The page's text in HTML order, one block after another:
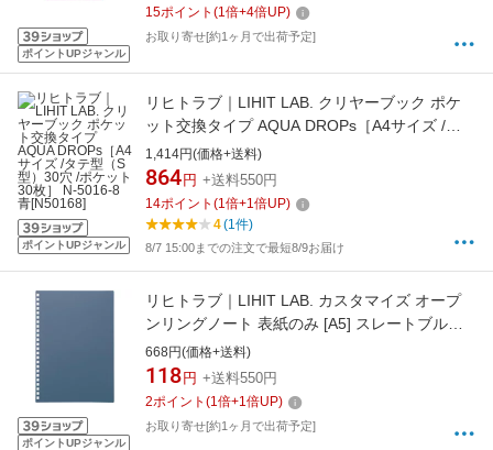
ポイントUPジャンル
15ポイント (1倍+4倍UP)
お取り寄せ[約1ヶ月で出荷予定]
ポイントUPジャンル
リヒトラブ｜LIHIT LAB. クリヤーブック ポケ
ット交換タイプ AQUA DROPs［A4サイズ /タ
テ型（S型）30穴 /ポケット30枚］ N-5016-8 青
[N50168]
1,414円(価格+送料)
864 円 +送料550円
14ポイント (1倍+1倍UP)
4(1件)
8/7 15:00までの注文で最短8/9お届け
ポイントUPジャンル
リヒトラブ｜LIHIT LAB. カスタマイズ オープ
ンリングノート 表紙のみ [A5] スレートブルー
N2900-11
668円(価格+送料)
118 円 +送料550円
2ポイント (1倍+1倍UP)
お取り寄せ[約1ヶ月で出荷予定]